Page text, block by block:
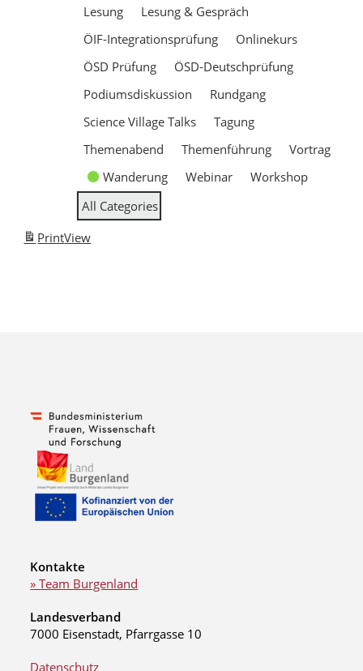
Lesung
Lesung & Gespräch
ÖIF-Integrationsprüfung
Onlinekurs
ÖSD Prüfung
ÖSD-Deutschprüfung
Podiumsdiskussion
Rundgang
Science Village Talks
Tagung
Themenabend
Themenführung
Vortrag
Wanderung
Webinar
Workshop
All Categories
PrintView
Kontakte
» Team Burgenland
Landesverband
7000 Eisenstadt, Pfarrgasse 10
Datenschutz